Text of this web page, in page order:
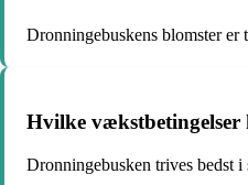
Dronningebuskens blomster
Hvilke vækstbetingelser
Dronningebusken trives bedst